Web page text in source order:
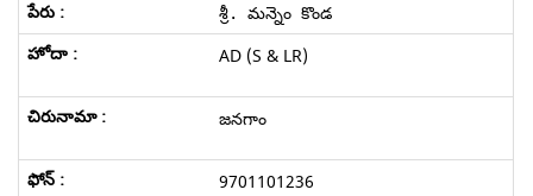
శ్రీ. మన్నెం కొండ
AD (S & LR)
జనగాం
9701101236